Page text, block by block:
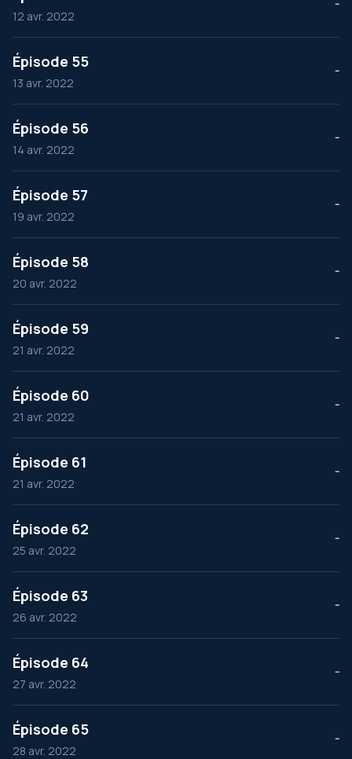
12 avr. 2022
--
Épisode 55
13 avr. 2022
--
Épisode 56
14 avr. 2022
--
Épisode 57
19 avr. 2022
--
Épisode 58
20 avr. 2022
--
Épisode 59
21 avr. 2022
--
Épisode 60
21 avr. 2022
--
Épisode 61
21 avr. 2022
--
Épisode 62
25 avr. 2022
--
Épisode 63
26 avr. 2022
--
Épisode 64
27 avr. 2022
--
Épisode 65
28 avr. 2022
--